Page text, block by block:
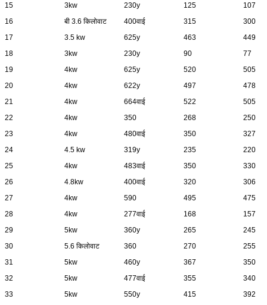
15
3kw 230y 125
107
16
बी 3.6 किलोवाट 400वाई 315
300
17
3.5 kw 625y 463
449
18
3kw 230y 90
77
19
4kw 625y 520
505
20
4kw 622y 497
478
21
4kw 664वाई 522
505
22
4kw 350 268
250
23
4kw 480वाई 350
327
24
4.5 kw 319y 235
220
25
4kw 483वाई 350
330
26
4.8kw 400वाई 320
306
27
4kw 590 495
475
28
4kw 277वाई 168
157
29
5kw 360y 265
245
30
5.6 किलोवाट 360 270
255
31
5kw 460y 367
350
32
5kw 477वाई 355
340
33
5kw 550y 415
392